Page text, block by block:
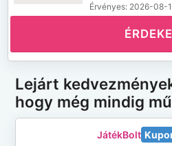
Érvényes: 2026-08-
Lejárt
hogy még mindig
JátékBolt